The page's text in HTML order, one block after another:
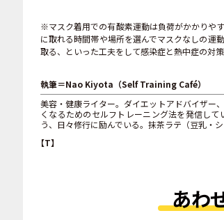
※マスク着用での有酸素運動は負荷がかかりや
に取れる時間帯や場所を選んでマスクなしの運
取る、といった工夫をして感染症と熱中症の対
執筆＝Nao Kiyota（Self Training Café）
美容・健康ライター。ダイエットアドバイザー
くなるためのセルフトレーニング法を発信し
う、日々修行に励んでいる。抹茶ラテ（豆乳・
【T】
あわ